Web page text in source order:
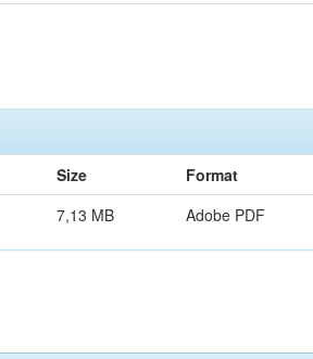
Size
Format
7,13 MB Adobe PDF